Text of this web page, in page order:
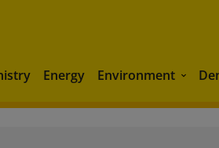
Energy Environment